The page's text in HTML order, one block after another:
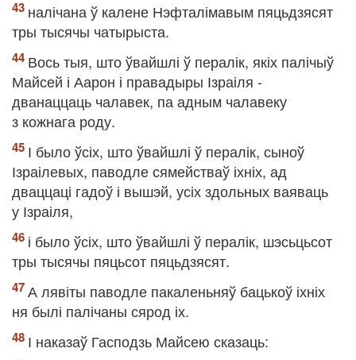
налічана ў калене Нэфталімавым пяцьдзясят
тры тысячы чатырыста.
Вось тыя, што ўвайшлі ў пералік, якіх палічыў
Майсей і Аарон і правадыры Ізраіля -
дванаццаць чалавек, па адным чалавеку
з кожнага роду.
І было ўсіх, што ўвайшлі ў пералік, сыноў
Ізраілевых, паводле сямействаў іхніх, ад
дваццаці гадоў і вышэй, усіх здольных ваяваць
у Ізраіля,
і было ўсіх, што ўвайшлі ў пералік, шэсьцьсот
тры тысячы пяцьсот пяцьдзясят.
А лявіты паводле пакаленьняў бацькоў іхніх
ня былі палічаны сярод іх.
І наказаў Гасподзь Майсею сказаць: